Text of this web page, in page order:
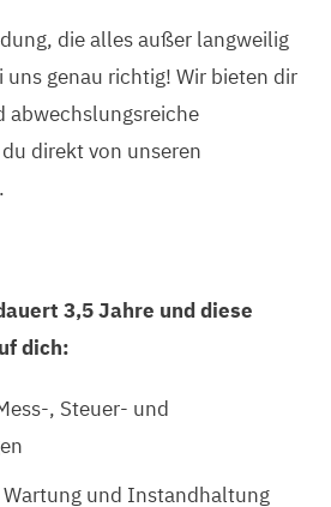
die alles außer langweilig
uns genau richtig! Wir bieten dir
abwechslungsreiche
direkt von unseren
3,5 Jahre und diese
dich:
, Steuer- und
und Instandhaltung